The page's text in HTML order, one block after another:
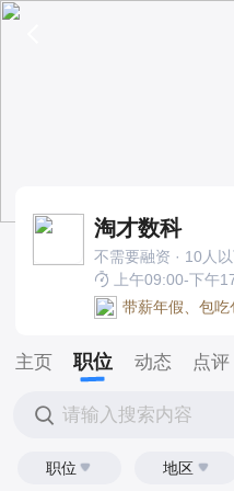
淘才数科
不需要融资 · 10人
上午09:00-下午
带薪年假、包
主页 职位 动态 点评
请输入搜索内容
职位 地区